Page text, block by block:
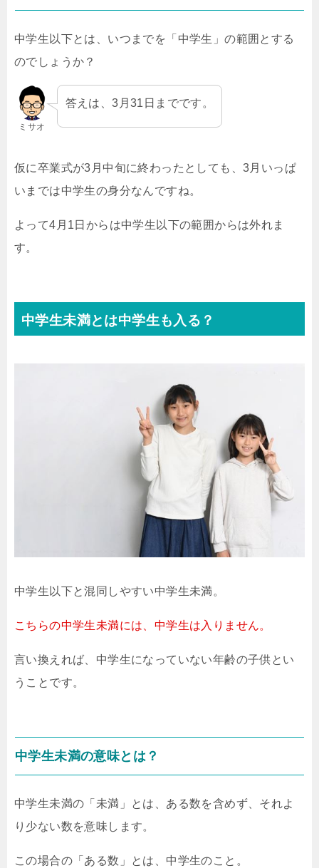
中学生以下とは、いつまでを「中学生」の範囲とする
のでしょうか？
ミサオ
答えは、3月31日までです。
仮に卒業式が3月中旬に終わったとしても、3月いっぱ
いまでは中学生の身分なんですね。
よって4月1日からは中学生以下の範囲からは外れま
す。
中学生未満とは中学生も入る？
中学生以下と混同しやすい中学生未満。
こちらの中学生未満には、中学生は入りません。
言い換えれば、中学生になっていない年齢の子供とい
うことです。
中学生未満の意味とは？
中学生未満の「未満」とは、ある数を含めず、それよ
り少ない数を意味します。
この場合の「ある数」とは、中学生のこと。